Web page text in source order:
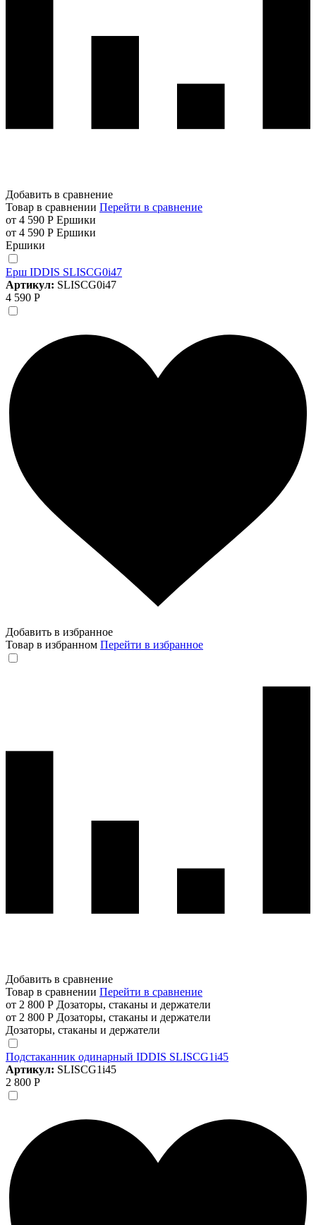
Добавить в сравнение
Товар в сравнении Перейти в сравнение
от 4 590 Р Ершики
от 4 590 Р Ершики
Ершики
Ерш IDDIS SLISCG0i47
Артикул: SLISCG0i47
4 590 Р
Добавить в избранное
Товар в избранном Перейти в избранное
Добавить в сравнение
Товар в сравнении Перейти в сравнение
от 2 800 Р Дозаторы, стаканы и держатели
от 2 800 Р Дозаторы, стаканы и держатели
Дозаторы, стаканы и держатели
Подстаканник одинарный IDDIS SLISCG1i45
Артикул: SLISCG1i45
2 800 Р